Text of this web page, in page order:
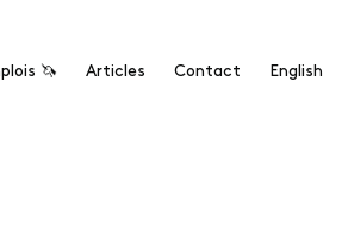
🦄 Articles Contact English